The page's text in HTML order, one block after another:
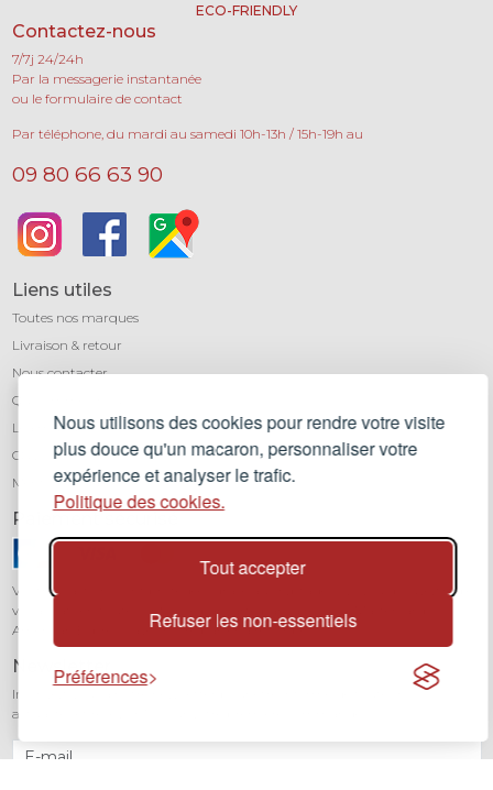
Nous utilisons des cookies pour rendre votre visite
plus douce qu'un macaron, personnaliser votre
expérience et analyser le trafic.
Politique des cookies.
Tout accepter
Refuser les non-essentiels
Préférences
ECO-FRIENDLY
Contactez-nous
7/7j 24/24h
Par la messagerie instantanée
ou le formulaire de contact
Par téléphone, du mardi au samedi 10h-13h / 15h-19h au
09 80 66 63 90
Liens utiles
Toutes nos marques
Livraison & retour
Nous contacter
Qui sommes-nous ?
Léa mundis, le blog
CGV
Mentions légales
Paiement sécurisé
Vos transactions sont protégées grâce au cryptage SSL. Vous pouvez régler
vos achats en toute confiance par carte bancaire (Visa, Mastercard,
American Express) avec notre partenaire Stripe.
Newsletter
Inscrivez-vous à notre newsletter pour être informé de toutes nos
actualités et recevoir 10% sur votre première commande.